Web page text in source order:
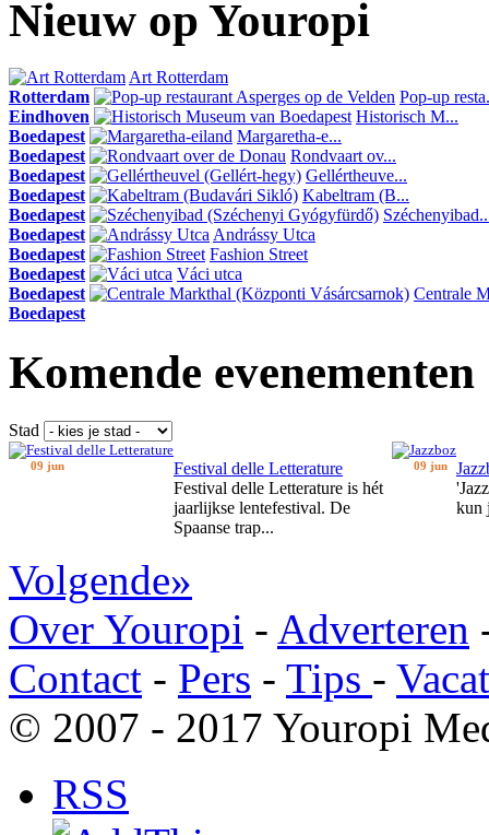
Nieuw op Youropi
Art Rotterdam
Rotterdam
Pop-up
Eindhoven
Historisch M...
Boedapest
Margaretha-e...
Boedapest
Rondvaart ov...
Boedapest
Gellértheuve...
Boedapest
Kabeltram (B...
Boedapest
Boedapest
Andrássy Utca
Boedapest
Fashion Street
Boedapest
Váci utca
Boedapest
Centrale
Boedapest
Komende evenementen
Stad
09 jun
Festival delle Letterature
Festival delle Letterature is hét
jaarlijkse lentefestival. De
Spaanse trap...
09 jun
kun
Volgende»
Over Youropi - Adverteren
Contact - Pers - Tips -
© 2007 - 2017 Youropi
RSS